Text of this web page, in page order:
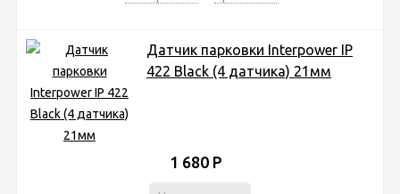
Датчик парковки Interpower IP
422 Black (4 датчика) 21мм
1 680 Р